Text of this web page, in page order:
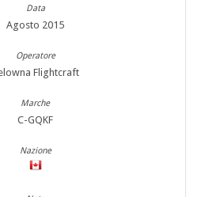
Agosto 2015
Flightcraft
C-GQKF